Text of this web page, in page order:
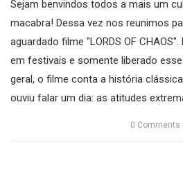
Sejam benvindos todos a mais um
macabra! Dessa vez nos reunimos
aguardado filme "LORDS OF
em festivais e somente liberado
geral, o filme conta a história
ouviu falar um dia: as atitudes
0 Comments